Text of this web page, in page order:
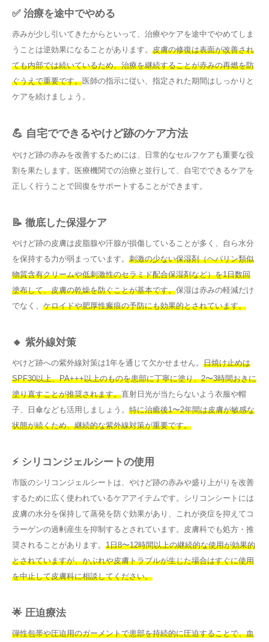
✅ 治療を途中でやめる
赤みが少し引いてきたからといって、治療やケアを途中でやめてしま
うことは逆効果になることがあります。 皮膚の修復は表面が改善され
ても内部では続いているため、治療を継続することが赤みの再燃を防
ぐうえで重要です。医師の指示に従い、指定された期間はしっかりと
ケアを続けましょう。
💪 自宅でできるやけど跡のケア方法
やけど跡の赤みを改善するためには、日常的なセルフケアも重要な役
割を果たします。医療機関での治療と並行して、自宅でできるケアを
正しく行うことで回復をサポートすることができます。
📝 徹底した保湿ケア
やけど跡の皮膚は皮脂腺や汗腺が損傷していることが多く、自ら水分
を保持する力が弱まっています。 刺激の少ない保湿剤（ヘパリン類似
物質含有クリームや低刺激性のセラミド配合保湿剤など）を1日数回
塗布して、皮膚の乾燥を防ぐことが基本です。保湿は赤みの軽減だけ
でなく、 ケロイドや肥厚性瘢痕の予防にも効果的とされています。
🔸 紫外線対策
やけど跡への紫外線対策は1年を通じて欠かせません。 日焼け止めは
SPF30以上、PA+++以上のものを患部に丁寧に塗り、2〜3時間おきに
塗り直すことが推奨されます。直射日光が当たらないよう衣服や帽
子、日傘なども活用しましょう。 特に治癒後1〜2年間は皮膚が敏感な
状態が続くため、継続的な紫外線対策が重要です。
⚡ シリコンジェルシートの使用
市販のシリコンジェルシートは、やけど跡の赤みや盛り上がりを改善
するために広く使われているケアアイテムです。シリコンシートには
皮膚の水分を保持して蒸発を防ぐ効果があり、これが炎症を抑えてコ
ラーゲンの過剰産生を抑制するとされています。皮膚科でも処方・推
奨されることがあります。 1日8〜12時間以上の継続的な使用が効果的
とされていますが、かぶれや皮膚トラブルが生じた場合はすぐに使用
を中止して皮膚科に相談してください。
🌟 圧迫療法
弾性包帯や圧迫用のガーメントで患部を持続的に圧迫することで、血